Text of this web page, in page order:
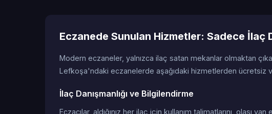
Eczanede Sunulan Hizmetler: Sadece İlaç
Modern eczaneler, yalnızca ilaç satan mekanlar olmaktan
Lefkoşa'ndaki eczanelerde aşağıdaki hizmetlerden ücretsiz
İlaç Danışmanlığı ve Bilgilendirme
Eczacılar, aldığınız her ilaç için kullanım talimatlarını, olası